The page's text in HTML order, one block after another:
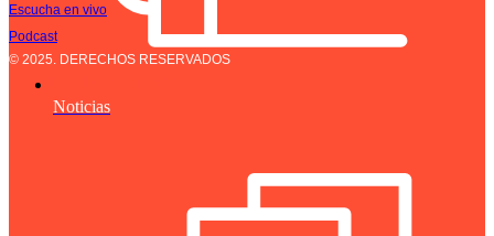
Escucha en vivo
Podcast
© 2025. DERECHOS RESERVADOS
CONTACTO COMERCIAL
Noticias